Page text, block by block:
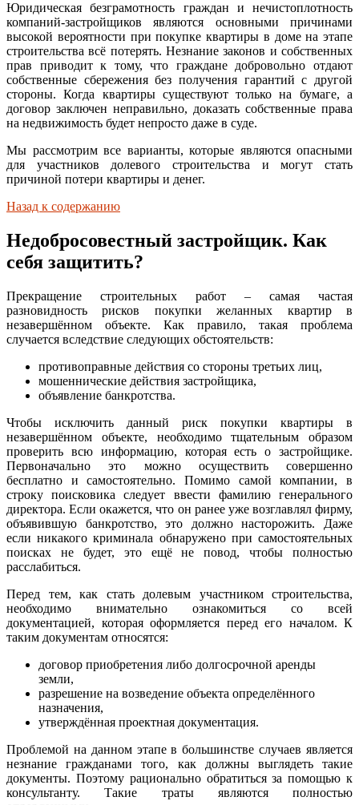
Юридическая безграмотность граждан и нечистоплотность
компаний-застройщиков являются основными причинами
высокой вероятности при покупке квартиры в доме на этапе
строительства всё потерять. Незнание законов и собственных
прав приводит к тому, что граждане добровольно отдают
собственные сбережения без получения гарантий с другой
стороны. Когда квартиры существуют только на бумаге, а
договор заключен неправильно, доказать собственные права
на недвижимость будет непросто даже в суде.
Мы рассмотрим все варианты, которые являются опасными
для участников долевого строительства и могут стать
причиной потери квартиры и денег.
Назад к содержанию
Недобросовестный застройщик. Как
себя защитить?
Прекращение строительных работ – самая частая
разновидность рисков покупки желанных квартир в
незавершённом объекте. Как правило, такая проблема
случается вследствие следующих обстоятельств:
противоправные действия со стороны третьих лиц,
мошеннические действия застройщика,
объявление банкротства.
Чтобы исключить данный риск покупки квартиры в
незавершённом объекте, необходимо тщательным образом
проверить всю информацию, которая есть о застройщике.
Первоначально это можно осуществить совершенно
бесплатно и самостоятельно. Помимо самой компании, в
строку поисковика следует ввести фамилию генерального
директора. Если окажется, что он ранее уже возглавлял фирму,
объявившую банкротство, это должно насторожить. Даже
если никакого криминала обнаружено при самостоятельных
поисках не будет, это ещё не повод, чтобы полностью
расслабиться.
Перед тем, как стать долевым участником строительства,
необходимо внимательно ознакомиться со всей
документацией, которая оформляется перед его началом. К
таким документам относятся:
договор приобретения либо долгосрочной аренды
земли,
разрешение на возведение объекта определённого
назначения,
утверждённая проектная документация.
Проблемой на данном этапе в большинстве случаев является
незнание гражданами того, как должны выглядеть такие
документы. Поэтому рационально обратиться за помощью к
консультанту. Такие траты являются полностью